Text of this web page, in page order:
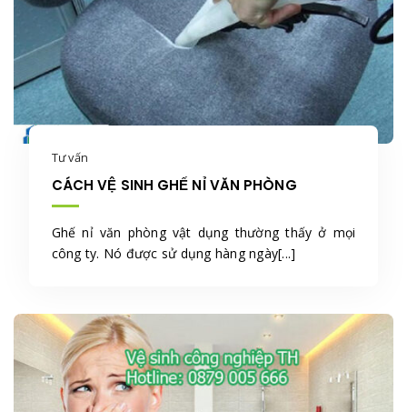
Tư vấn
CÁCH VỆ SINH GHẾ NỈ VĂN PHÒNG
Ghế nỉ văn phòng vật dụng thường thấy ở mọi
công ty. Nó được sử dụng hàng ngày[...]